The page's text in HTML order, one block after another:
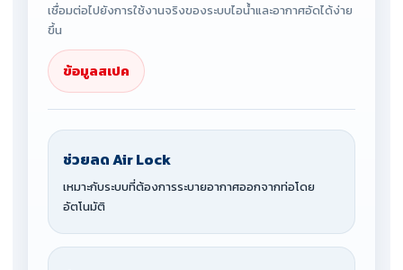
เชื่อมต่อไปยังการใช้งานจริงของระบบไอน้ำและอากาศอัดได้ง่าย
ขึ้น
ข้อมูลสเปค
ช่วยลด Air Lock
เหมาะกับระบบที่ต้องการระบายอากาศออกจากท่อโดย
อัตโนมัติ